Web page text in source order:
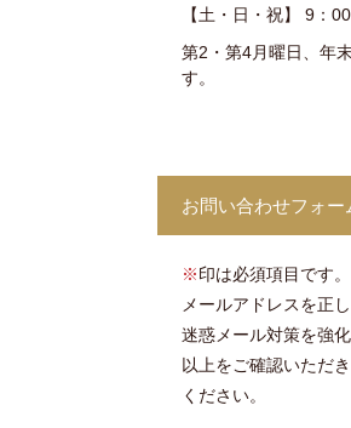
【土・日・祝】 9：
第2・第4月曜日、年
す。
お問い合わせフォー
※印は必須項目です。
メールアドレスを正
迷惑メール対策を強
以上をご確認いただ
ください。